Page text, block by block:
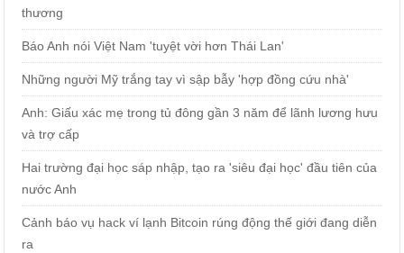
thương
Báo Anh nói Việt Nam 'tuyệt vời hơn Thái Lan'
Những người Mỹ trắng tay vì sập bẫy 'hợp đồng cứu nhà'
Anh: Giấu xác mẹ trong tủ đông gần 3 năm để lãnh lương hưu
và trợ cấp
Hai trường đại học sáp nhập, tạo ra 'siêu đại học' đầu tiên của
nước Anh
Cảnh báo vụ hack ví lạnh Bitcoin rúng động thế giới đang diễn
ra